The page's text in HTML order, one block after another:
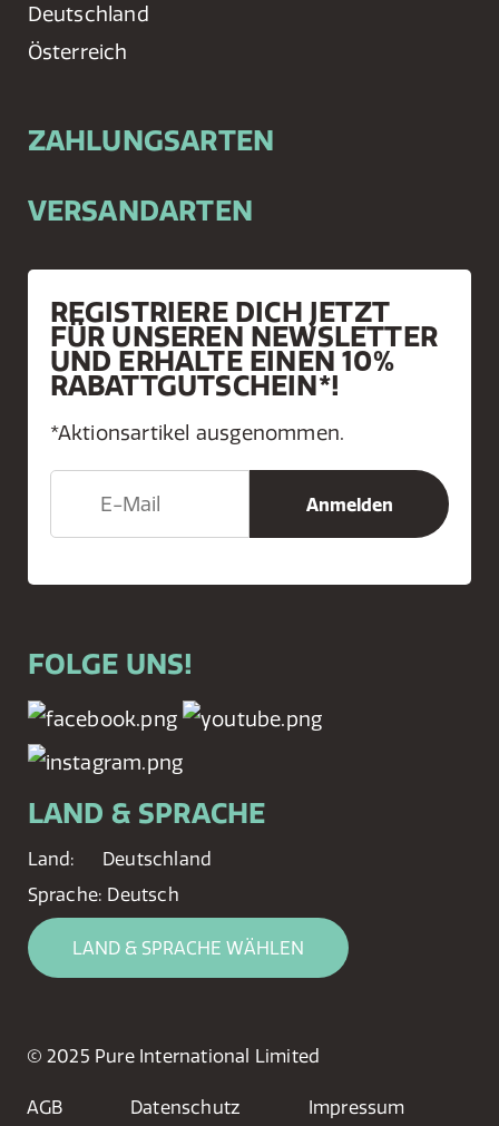
Deutschland
Österreich
ZAHLUNGSARTEN
VERSANDARTEN
REGISTRIERE DICH JETZT
FÜR UNSEREN NEWSLETTER
UND ERHALTE EINEN 10%
RABATTGUTSCHEIN*!
*Aktionsartikel ausgenommen.
FOLGE UNS!
LAND & SPRACHE
Land:
Deutschland
Sprache: Deutsch
LAND & SPRACHE WÄHLEN
© 2025 Pure International Limited
AGB Datenschutz Impressum